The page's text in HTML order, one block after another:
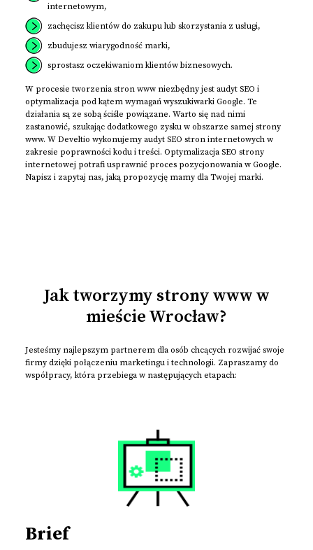
internetowym,
zachęcisz klientów do zakupu lub skorzystania z usługi,
zbudujesz wiarygodność marki,
sprostasz oczekiwaniom klientów biznesowych.
W procesie tworzenia stron www niezbędny jest audyt SEO i
optymalizacja pod kątem wymagań wyszukiwarki Google. Te
działania są ze sobą ściśle powiązane. Warto się nad nimi
zastanowić, szukając dodatkowego zysku w obszarze samej strony
www. W Develtio wykonujemy audyt SEO stron internetowych w
zakresie poprawności kodu i treści. Optymalizacja SEO strony
internetowej potrafi usprawnić proces pozycjonowania w Google.
Napisz i zapytaj nas, jaką propozycję mamy dla Twojej marki.
Jak tworzymy strony www w
mieście Wrocław?
Jesteśmy najlepszym partnerem dla osób chcących rozwijać swoje
firmy dzięki połączeniu marketingu i technologii. Zapraszamy do
współpracy, która przebiega w następujących etapach:
Brief